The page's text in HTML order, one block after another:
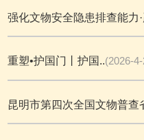
强化文物安全隐患排查能力
重塑•护国门丨护国..(2026-
昆明市第四次全国文物普查